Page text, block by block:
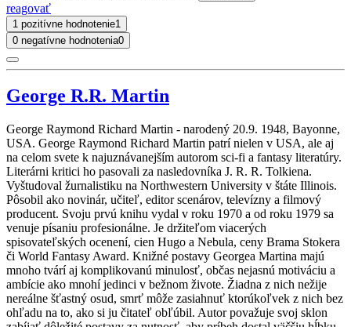
reagovať
1 pozitívne hodnotenie1
0 negatívne hodnotenia0
George R.R. Martin
George Raymond Richard Martin - narodený 20.9. 1948, Bayonne,
USA. George Raymond Richard Martin patrí nielen v USA, ale aj
na celom svete k najuznávanejším autorom sci-fi a fantasy literatúry.
Literárni kritici ho pasovali za nasledovníka J. R. R. Tolkiena.
Vyštudoval žurnalistiku na Northwestern University v štáte Illinois.
Pôsobil ako novinár, učiteľ, editor scenárov, televízny a filmový
producent. Svoju prvú knihu vydal v roku 1970 a od roku 1979 sa
venuje písaniu profesionálne. Je držiteľom viacerých
spisovateľských ocenení, cien Hugo a Nebula, ceny Brama Stokera
či World Fantasy Award. Knižné postavy Georgea Martina majú
mnoho tvárí aj komplikovanú minulosť, občas nejasnú motiváciu a
ambície ako mnohí jedinci v bežnom živote. Žiadna z nich nežije
nereálne šťastný osud, smrť môže zasiahnuť ktorúkoľvek z nich bez
ohľadu na to, ako si ju čitateľ obľúbil. Autor považuje svoj sklon